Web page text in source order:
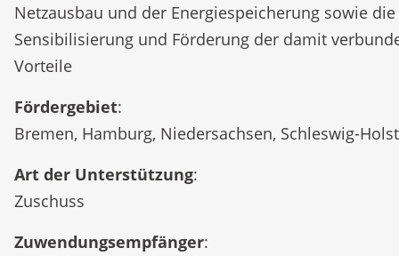
Netzausbau und der Energiespeicherung sowie die
Sensibilisierung und Förderung der damit
Vorteile
Fördergebiet:
Bremen, Hamburg, Niedersachsen, Schleswig-
Art der Unterstützung:
Zuschuss
Zuwendungsempfänger: